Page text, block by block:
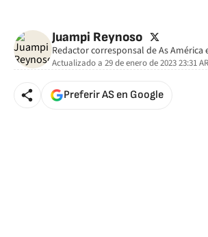
Juampi Reynoso twitter
Redactor corresponsal de As América
Actualizado a 29 de enero de 2023 23:31
Preferir AS en Google